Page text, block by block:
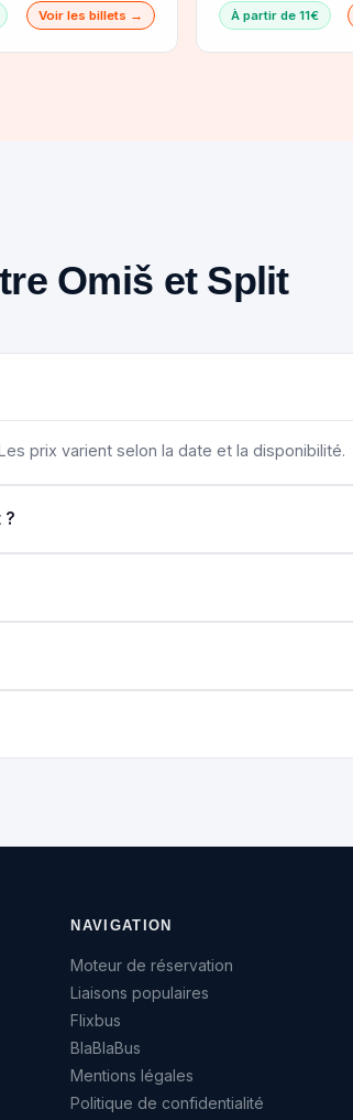
Voir les billets → À partir de 11€
Omiš et Split
prix varient selon la date et la disponibilité.
?
NAVIGATION
Moteur de réservation
Liaisons populaires
Flixbus
BlaBlaBus
Mentions légales
Politique de confidentialité